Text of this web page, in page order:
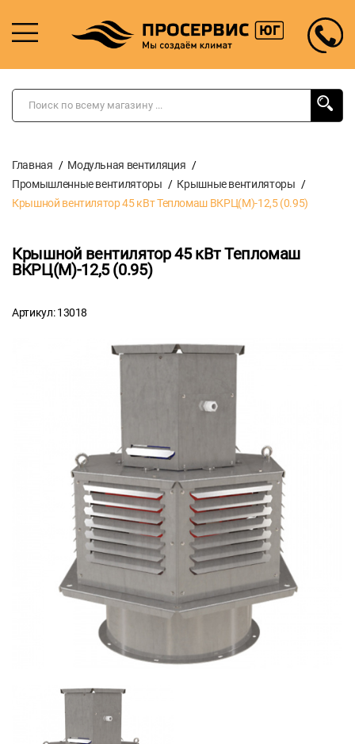
Главная
Модульная вентиляция
Промышленные вентиляторы
Крышные вентиляторы
Крышной вентилятор 45 кВт Тепломаш ВКРЦ(М)-12,5 (0.95)
Крышной вентилятор 45 кВт Тепломаш
ВКРЦ(М)-12,5 (0.95)
Артикул: 13018